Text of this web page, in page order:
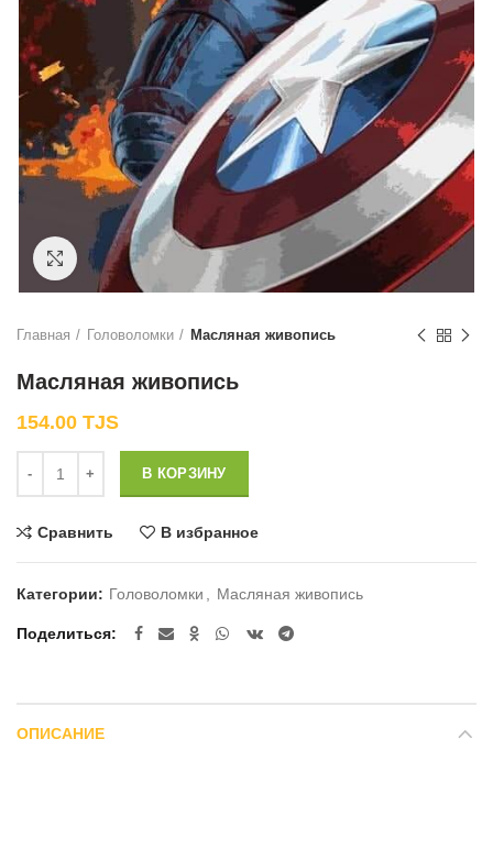
Нажмите, чтобы увеличить
Главная Головоломки Масляная живопись
Масляная живопись
154.00 TJS
В КОРЗИНУ
Сравнить В избранное
Категории: Головоломки , Масляная живопись
Поделиться
ОПИСАНИЕ